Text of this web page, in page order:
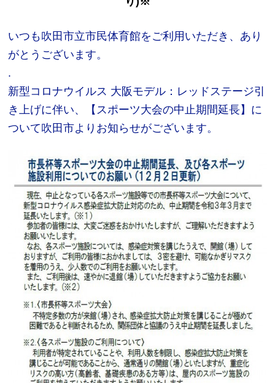
お問合せフォーム
吹田市スポーツ施設予約システム(OPAS)
いつも吹田市立市民体育館をご利用いただき、あり
がとうございます。
.
新型コロナウイルス 大阪モデル：レッドステージ引
き上げに伴い、【スポーツ大会の中止期間延長】に
ついて吹田市よりお知らせがございます。